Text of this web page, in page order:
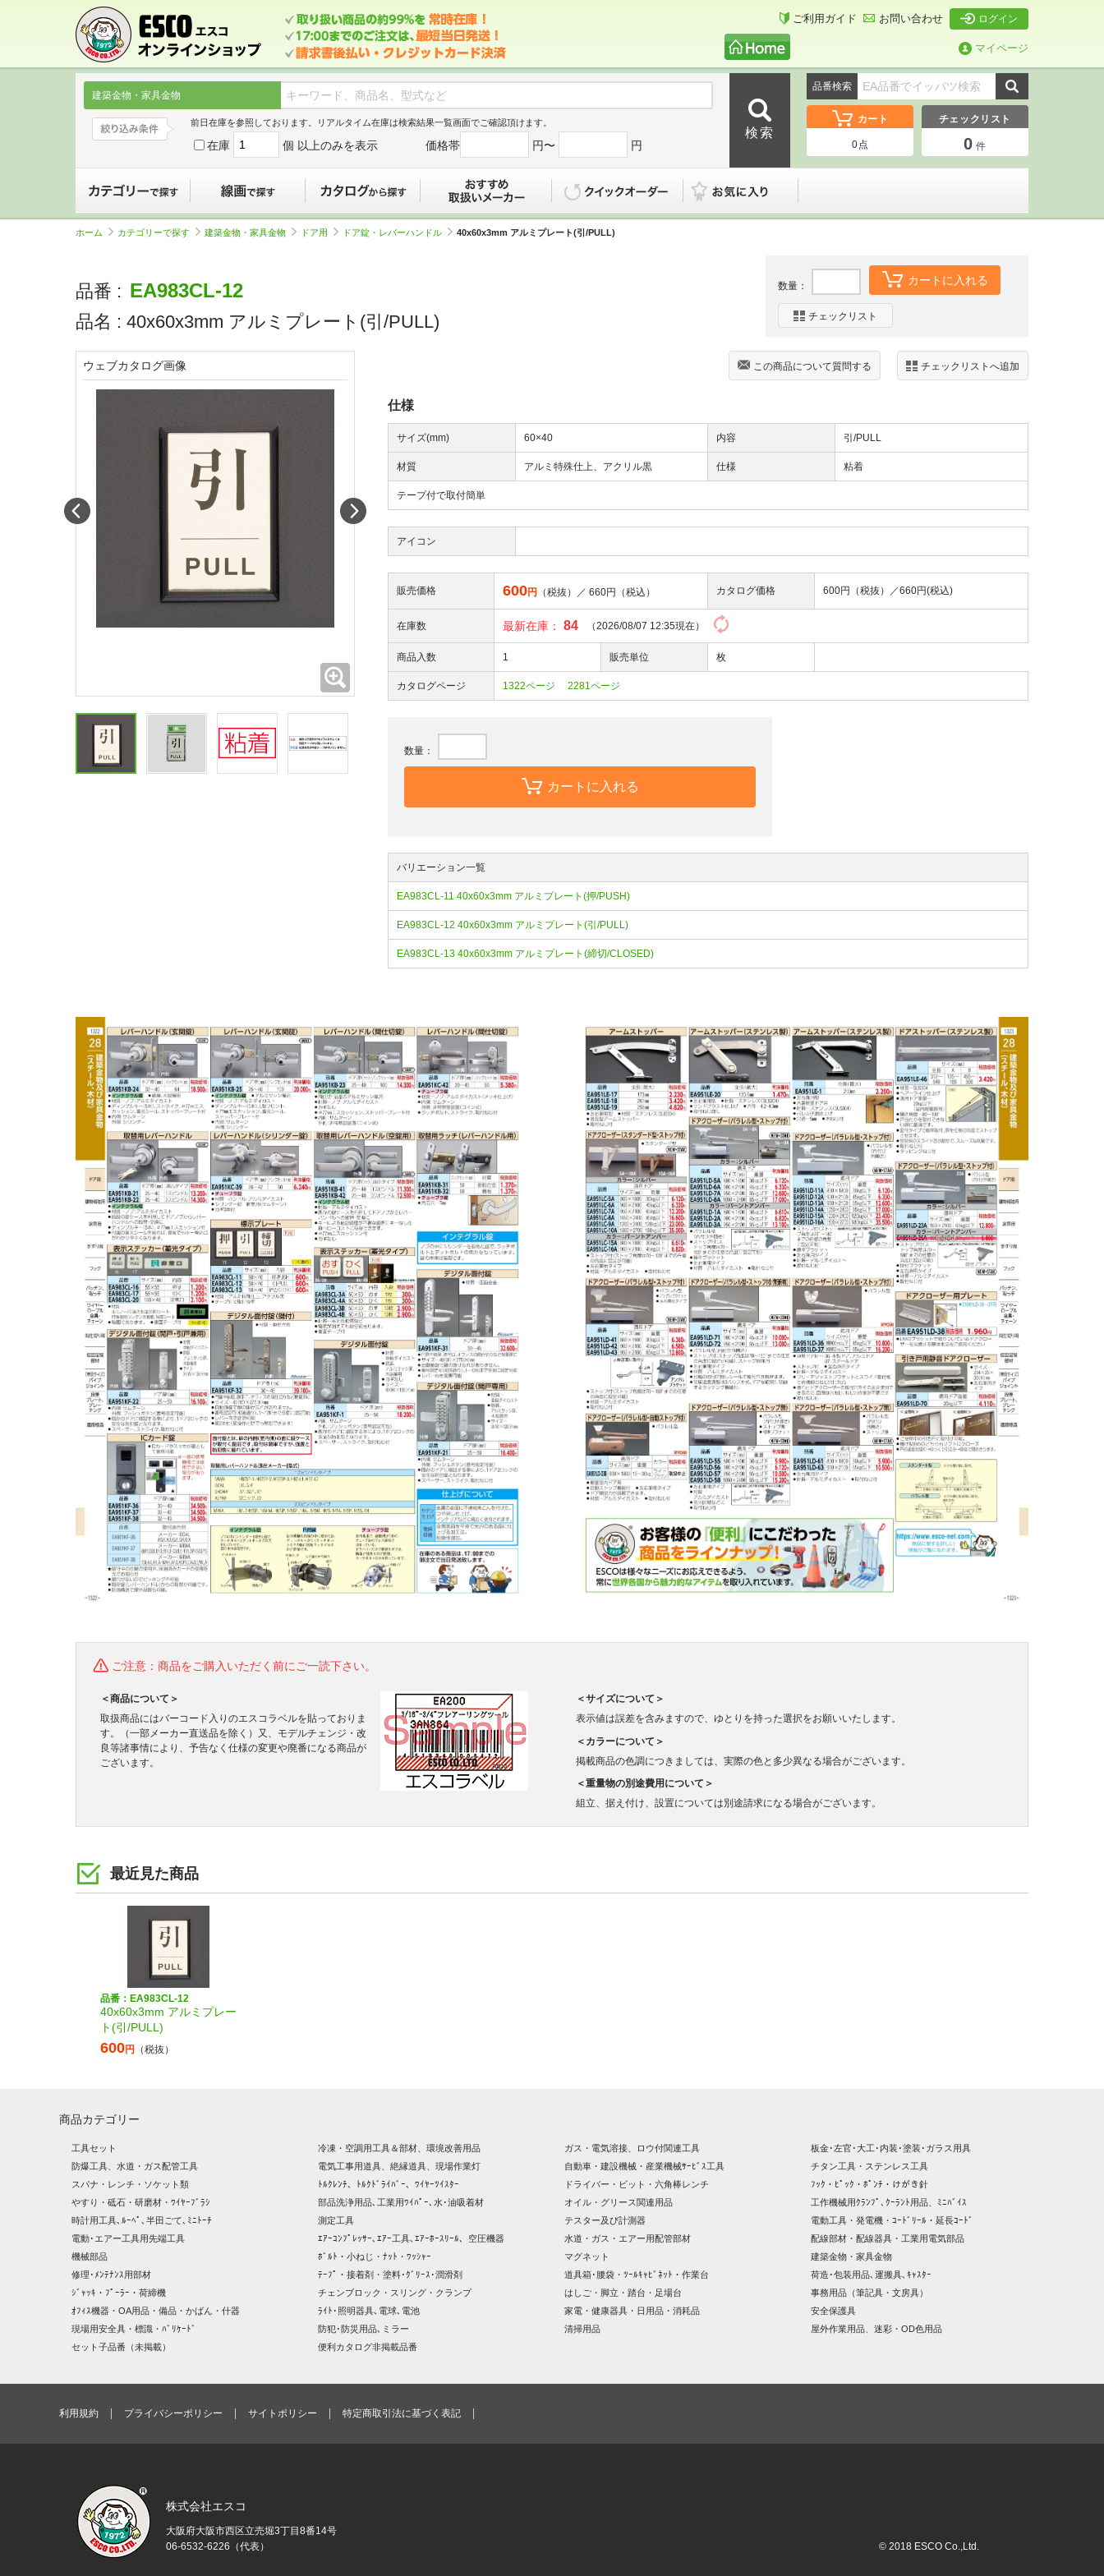
ご利用ガイド お問い合わせ ログイン
マイページ
建築金物・家具金物
前日在庫を参照しております。リアルタイム在庫は検索結果一覧画面でご確認頂けます。
在庫 個 以上のみを表示 価格帯 円〜 円
品番検索
カート
0点
チェックリスト
0 件
ホーム カテゴリーで探す 建築金物・家具金物 ドア用 ドア錠・レバーハンドル 40x60x3mm アルミプレート(引/PULL)
品番 : EA983CL-12
品名 : 40x60x3mm アルミプレート(引/PULL)
数量： カートに入れる
チェックリスト
チェックリストへ追加
この商品について質問する
仕様
サイズ(mm) 60×40 内容 引/PULL
材質 アルミ特殊仕上、アクリル黒 仕様 粘着
テープ付で取付簡単
アイコン
販売価格 600円 （税抜）／ 660円（税込） カタログ価格 600円（税抜）／660円(税込)
在庫数 最新在庫： 84 （2026/08/07 12:35現在）
商品入数 1 販売単位 枚
カタログページ 1322ページ 2281ページ
数量：
カートに入れる
バリエーション一覧
EA983CL-11 40x60x3mm アルミプレート(押/PUSH)
EA983CL-12 40x60x3mm アルミプレート(引/PULL)
EA983CL-13 40x60x3mm アルミプレート(締切/CLOSED)
ウェブカタログ画像
ご注意：商品をご購入いただく前にご一読下さい。
＜商品について＞
取扱商品にはバーコード入りのエスコラベルを貼っておりま
す。（一部メーカー直送品を除く）又、モデルチェンジ・改
良等諸事情により、予告なく仕様の変更や廃番になる商品が
ございます。
＜サイズについて＞
表示値は誤差を含みますので、ゆとりを持った選択をお願いいたします。
＜カラーについて＞
掲載商品の色調につきましては、実際の色と多少異なる場合がございます。
＜重量物の別途費用について＞
組立、据え付け、設置については別途請求になる場合がございます。
最近見た商品
品番：EA983CL-12
40x60x3mm アルミプレー
ト(引/PULL)
600円 （税抜）
商品カテゴリー
工具セット 冷凍・空調用工具＆部材、環境改善用品 ガス・電気溶接、ロウ付関連工具
板金･左官･大工･内装･塗装･ガラス用具
防爆工具、水道・ガス配管工具
電気工事用道具、絶縁道具、現場作業灯 自動車・建設機械・産業機械ｻｰﾋﾞｽ工具
チタン工具・ステンレス工具
スパナ・レンチ・ソケット類
ﾄﾙｸﾚﾝﾁ、ﾄﾙｸﾄﾞﾗｲﾊﾞｰ、ﾜｲﾔｰﾂｲｽﾀｰ ドライバー・ビット・六角棒レンチ
ﾌｯｸ・ﾋﾟｯｸ・ﾎﾟﾝﾁ・けがき針
やすり・砥石・研磨材・ﾜｲﾔｰﾌﾞﾗｼ
部品洗浄用品､工業用ﾜｲﾊﾟｰ､水･油吸着材 オイル・グリース関連用品
工作機械用ｸﾗﾝﾌﾟ､ｸｰﾗﾝﾄ用品、ﾐﾆﾊﾞｲｽ
時計用工具､ﾙｰﾍﾟ､半田ごて､ﾐﾆﾄｰﾁ
測定工具 テスター及び計測器
電動工具・発電機・ｺｰﾄﾞﾘｰﾙ・延長ｺｰﾄﾞ
電動･エアー工具用先端工具
ｴｱｰｺﾝﾌﾟﾚｯｻｰ､ｴｱｰ工具､ｴｱｰﾎｰｽﾘｰﾙ、空圧機器 水道・ガス・エアー用配管部材
配線部材・配線器具・工業用電気部品
機械部品
ﾎﾞﾙﾄ・小ねじ・ﾅｯﾄ・ﾜｯｼｬｰ マグネット
建築金物・家具金物
修理･ﾒﾝﾃﾅﾝｽ用部材
ﾃｰﾌﾟ・接着剤・塗料･ｸﾞﾘｰｽ･潤滑剤 道具箱･腰袋・ﾂｰﾙｷｬﾋﾞﾈｯﾄ・作業台
荷造･包装用品､運搬具､ｷｬｽﾀｰ
ｼﾞｬｯｷ・ﾌﾟｰﾗｰ・荷締機
チェンブロック・スリング・クランプ はしご・脚立・踏台・足場台
事務用品（筆記具・文房具）
ｵﾌｨｽ機器・OA用品・備品・かばん・什器
ﾗｲﾄ･照明器具､電球､電池 家電・健康器具・日用品・消耗品
安全保護具
現場用安全具・標識・ﾊﾞﾘｹｰﾄﾞ
防犯･防災用品､ミラー 清掃用品
屋外作業用品、迷彩・OD色用品
セット子品番（未掲載）
便利カタログ非掲載品番
利用規約 プライバシーポリシー サイトポリシー 特定商取引法に基づく表記
株式会社エスコ
大阪府大阪市西区立売堀3丁目8番14号
06-6532-6226（代表）
© 2018 ESCO Co.,Ltd.